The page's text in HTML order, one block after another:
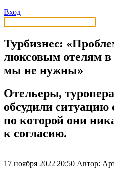
Вход
Турбизнес:
люксовым отелям в
мы не нужны»
Отельеры,
обсудили ситуацию
по которой они
к согласию.
17 ноября 2022 20:50 Автор: